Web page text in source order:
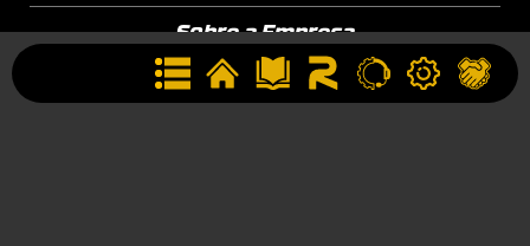
Sobre a Empresa
Seja uma Assistência Técnica